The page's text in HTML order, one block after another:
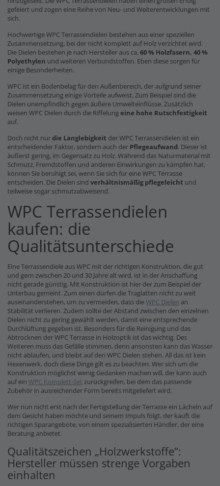
gefeiert und zogen eine Reihe von Neu- und Weiterentwicklungen mit
sich.
Hochwertige WPC Terrassendielen bestehen aus einer speziellen
Zusammensetzung, bei der nicht komplett auf Holz verzichtet wird.
Die Dielen bestehen je nach Hersteller aus ca. 60 % Holzfasern, 40 %
Polyethylen und weiteren Verbundstoffen. Eben diese sorgen für
einige Besonderheiten.
WPC ist ein Bodenbelag für den Außenbereich, der aufgrund seiner
Zusammensetzung einige Vorteile aufweist. Zum Beispiel sind die
Dielen unempfindlich gegen äußere Umwelteinflüsse. Zusätzlich
weisen WPC Dielen durch die Riffelungeine hohe Rutschfestigkeit
auf.
Doch nicht nurdie Langlebigkeit der WPC Terrassendielen ist ein
entscheidender Faktor, sondern auch der Pflegeaufwand. Dieser ist
äußerst gering, im Gegensatz zu Holz. Während das Naturmaterial mit
Schmutz, Fremdstoffen und anderen Einwirkungen zu kämpfen hat,
können Sie beruhigt sei, wenn Sie sich für eine WPC Terrasse
entscheiden. Die Dielen sind verhältnismäßig pflegeleicht und
teilweise sogar schmutzabweisend.
WPC Terrassendielen
kaufen: die
Qualitätsunterschiede
Eine Terrassendiele aus WPC mit der richtigen Konstruktion, die gut
und gern zwischen 20 und 30 Jahre alt wird, ist in der Anschaffung
nicht gerade günstig. Mit Konstruktion ist hier der zum Beispiel der
Unterbau gemeint. Zum einen dürfen die Traglatten nicht zu weit
auseinanderstehen, um zu vermeiden, dass dieWPC Dielen an
Stabilität verlieren. Zudem sollte der Abstand zwischen den einzelnen
Dielen nicht zu gering gewählt werden, damit eine entsprechende
Durchlüftung gegeben ist. Besonders für die Reinigung und das
Abtrocknen der WPC Terrasse in Holzoptik ist das wichtig. Des
Weiteren muss das Gefälle stimmen, denn ansonsten kann das Wasser
nicht ablaufen, und bleibt auf den WPC Dielen stehen. All das ist kein
Hexenwerk, doch diese Dinge gilt es zu beachten. Wer sich um die
Konstruktion möglichst wenig Gedanken machen will, der kann auch
auf ein WPC Komplett-Set zurückgreifen, bei dem das passende
Zubehör in ausreichender Form bereits mitgeliefert wird.
Wer nun nicht erst nach der Fertigstellung der Terrasse ein Lächeln auf
dem Gesicht haben möchte und seinem Impuls folgt, der kauft die
richtigen Sparangebote, von einem spezialisierten Händler, der eine
Beratung anbietet.
Qualitätszeichen „Holzwerkstoffe“:
Hersteller müssen strenge Vorgaben
einhalten